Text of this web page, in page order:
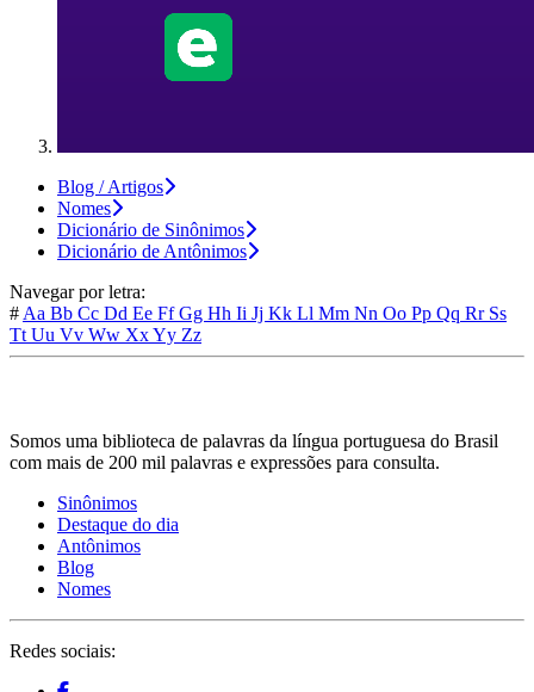
Blog / Artigos
Nomes
Dicionário de Sinônimos
Dicionário de Antônimos
Navegar por letra:
# Aa Bb Cc Dd Ee FfGg Hh Ii Jj Kk Ll Mm Nn Oo Pp Qq Rr Ss
Tt Uu Vv Ww XxYy Zz
Somos uma biblioteca de palavras da língua portuguesa do Brasil
com mais de 200 mil palavras e expressões para consulta.
Sinônimos
Destaque do dia
Antônimos
Blog
Nomes
Redes sociais: